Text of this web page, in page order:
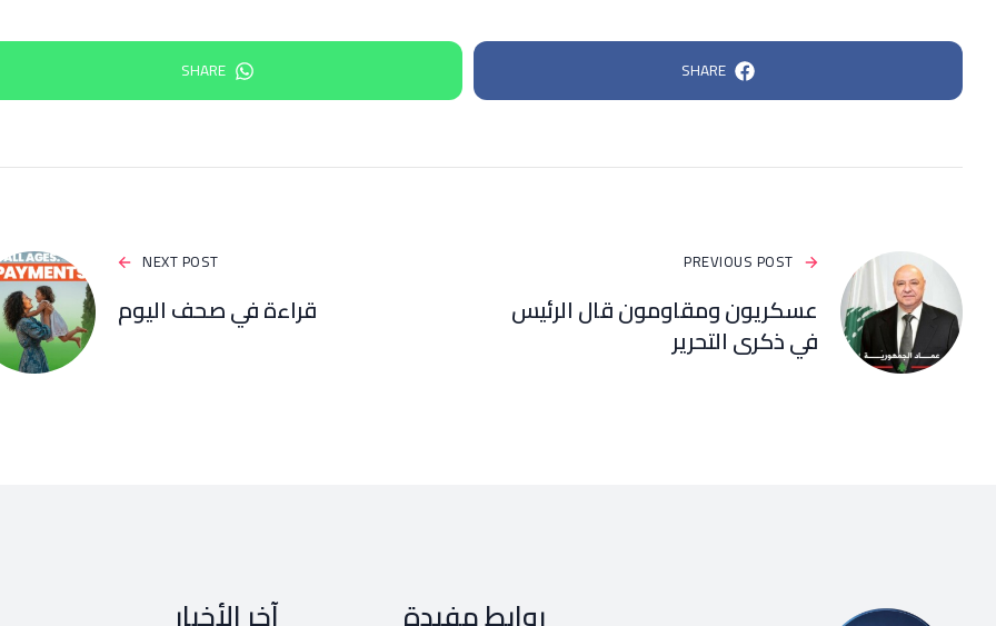
SHARE
SHARE
PREVIOUS POST
عسكريون ومقاومون قال الرئيس
في ذكرى التحرير
NEXT POST
قراءة في صحف اليوم